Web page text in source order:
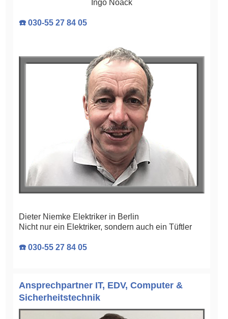
Ingo Noack
☎️ 030-55 27 84 05
Dieter Niemke Elektriker in Berlin
Nicht nur ein Elektriker, sondern auch ein Tüftler
☎️ 030-55 27 84 05
Ansprechpartner IT, EDV, Computer &
Sicherheitstechnik